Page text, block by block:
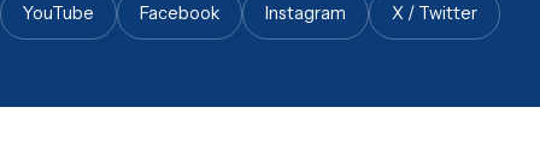
YouTube Facebook Instagram X / Twitter